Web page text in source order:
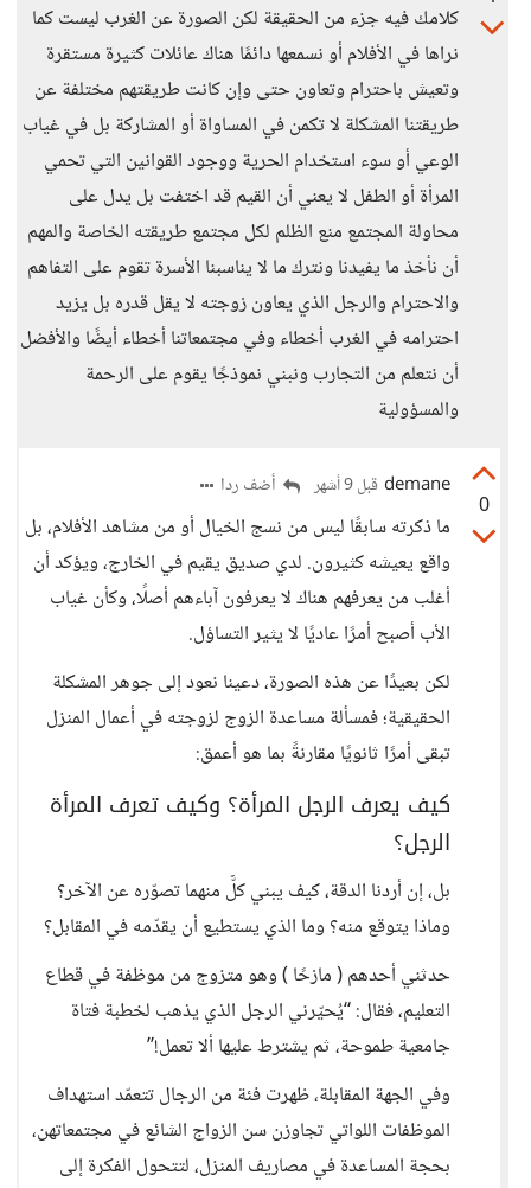
كلامك فيه جزء من الحقيقة لكن الصورة عن الغرب ليست كما
نراها في الأفلام أو نسمعها دائمًا هناك عائلات كثيرة مستقرة
وتعيش باحترام وتعاون حتى وإن كانت طريقتهم مختلفة عن
طريقتنا المشكلة لا تكمن في المساواة أو المشاركة بل في غياب
الوعي أو سوء استخدام الحرية ووجود القوانين التي تحمي
المرأة أو الطفل لا يعني أن القيم قد اختفت بل يدل على
محاولة المجتمع منع الظلم لكل مجتمع طريقته الخاصة والمهم
أن نأخذ ما يفيدنا ونترك ما لا يناسبنا الأسرة تقوم على التفاهم
والاحترام والرجل الذي يعاون زوجته لا يقل قدره بل يزيد
احترامه في الغرب أخطاء وفي مجتمعاتنا أخطاء أيضًا والأفضل
أن نتعلم من التجارب ونبني نموذجًا يقوم على الرحمة
والمسؤولية
0
demane قبل 9 أشهر أضف ردا
ما ذكرته سابقًا ليس من نسج الخيال أو من مشاهد الأفلام، بل
واقع يعيشه كثيرون. لدي صديق يقيم في الخارج، ويؤكد أن
أغلب من يعرفهم هناك لا يعرفون آباءهم أصلًا، وكأن غياب
الأب أصبح أمرًا عاديًا لا يثير التساؤل.
لكن بعيدًا عن هذه الصورة، دعينا نعود إلى جوهر المشكلة
الحقيقية؛ فمسألة مساعدة الزوج لزوجته في أعمال المنزل
تبقى أمرًا ثانويًا مقارنةً بما هو أعمق:
كيف يعرف الرجل المرأة؟ وكيف تعرف المرأة
الرجل؟
بل، إن أردنا الدقة، كيف يبني كلٌّ منهما تصوّره عن الآخر؟
وماذا يتوقع منه؟ وما الذي يستطيع أن يقدّمه في المقابل؟
حدثني أحدهم ( مازحًا ) وهو متزوج من موظفة في قطاع
التعليم، فقال: “يُحيّرني الرجل الذي يذهب لخطبة فتاة
جامعية طموحة، ثم يشترط عليها ألا تعمل!”
وفي الجهة المقابلة، ظهرت فئة من الرجال تتعمّد استهداف
الموظفات اللواتي تجاوزن سن الزواج الشائع في مجتمعاتهن،
بحجة المساعدة في مصاريف المنزل، لتتحول الفكرة إلى